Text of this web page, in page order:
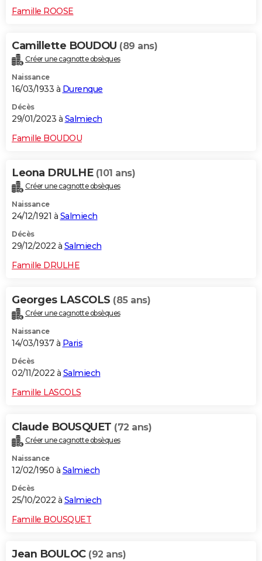
Famille ROOSE
Camillette BOUDOU (89 ans)
Créer une cagnotte obsèques
Naissance
16/03/1933 à Durenque
Décès
29/01/2023 à Salmiech
Famille BOUDOU
Leona DRULHE (101 ans)
Créer une cagnotte obsèques
Naissance
24/12/1921 à Salmiech
Décès
29/12/2022 à Salmiech
Famille DRULHE
Georges LASCOLS (85 ans)
Créer une cagnotte obsèques
Naissance
14/03/1937 à Paris
Décès
02/11/2022 à Salmiech
Famille LASCOLS
Claude BOUSQUET (72 ans)
Créer une cagnotte obsèques
Naissance
12/02/1950 à Salmiech
Décès
25/10/2022 à Salmiech
Famille BOUSQUET
Jean BOULOC (92 ans)